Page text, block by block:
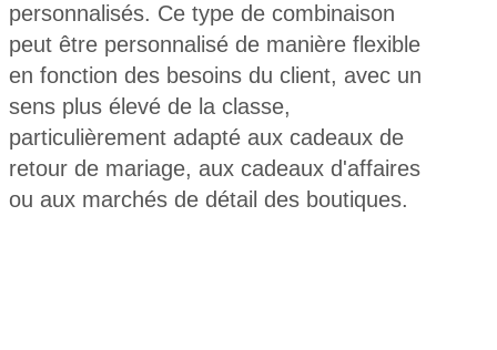
personnalisés. Ce type de combinaison
peut être personnalisé de manière flexible
en fonction des besoins du client, avec un
sens plus élevé de la classe,
particulièrement adapté aux cadeaux de
retour de mariage, aux cadeaux d'affaires
ou aux marchés de détail des boutiques.